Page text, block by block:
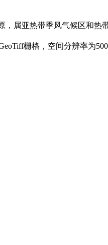
属亚热带季风气候区和热
栅格，空间分辨率为